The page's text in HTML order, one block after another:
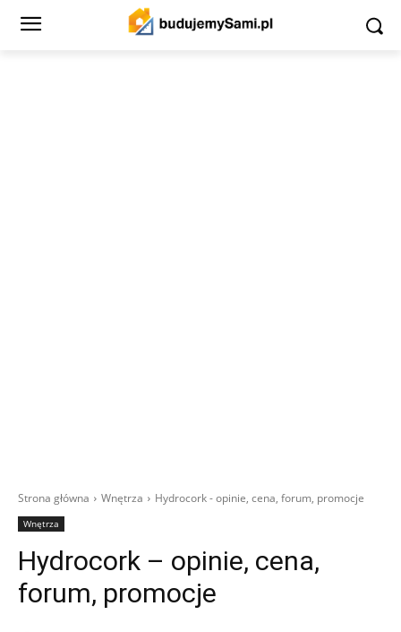
Strona główna Wnętrza Hydrocork - opinie, cena, forum, promocje
Wnętrza
Hydrocork – opinie, cena,
forum, promocje